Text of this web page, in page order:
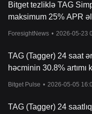
Bitget tezliklə TAG
maksimum 25% APR
ForesightNews • 2026-05-23
TAG (Tagger) 24 saat
həcminin 30.8%
Bitget Pulse • 2026-05-05
TAG (Tagger) 24